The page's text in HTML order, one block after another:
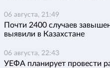
06 августа, 21:49
Почти 2400 случаев
выявили в Казахстане
06 августа, 22:43
УЕФА планирует провести